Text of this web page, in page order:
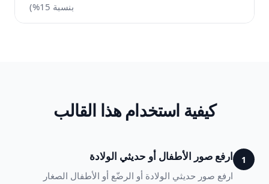
بنسبة 15%)
كيفية استخدام هذا القالب
1 ارفع صور الأطفال أو حديثي الولادة
ارفع صور حديثي الولادة أو الرضّع أو الأطفال الصغار